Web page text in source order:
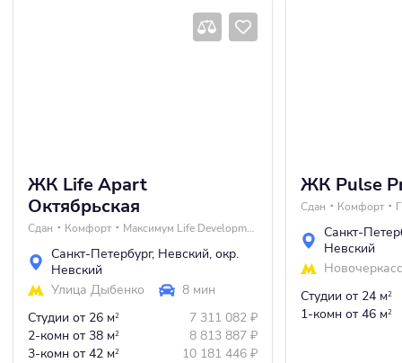
ЖК Life Apart
Октябрьская
Сдан Комфорт Максимум Life Development
Санкт-Петербург, Невский, окр.
Невский
Улица Дыбенко
8 мин
Студии от 26 м2 7 311 082 ₽
2-комн от 38 м2 8 813 887 ₽
3-комн от 42 м2 10 181 446 ₽
ЖК Pulse
Сдан Комфорт
Санкт-
Невский
Студии от 24 м2
1-комн от 46 м2